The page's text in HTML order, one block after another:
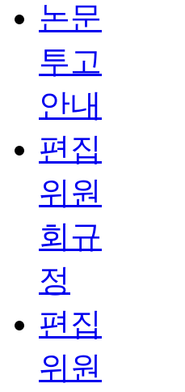
논문
투고
안내
편집
위원
회규
정
편집
위원